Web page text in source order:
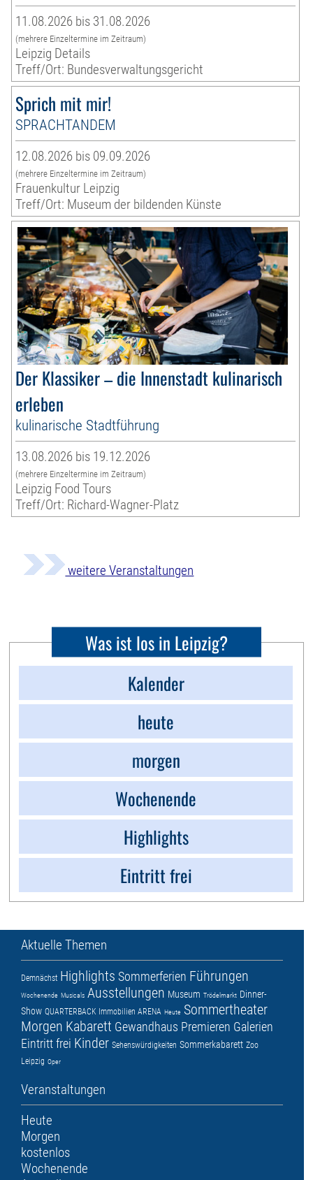
11.08.2026 bis 31.08.2026
(mehrere Einzeltermine im Zeitraum)
Leipzig Details
Treff/Ort: Bundesverwaltungsgericht
Sprich mit mir!
SPRACHTANDEM
12.08.2026 bis 09.09.2026
(mehrere Einzeltermine im Zeitraum)
Frauenkultur Leipzig
Treff/Ort: Museum der bildenden Künste
Der Klassiker – die Innenstadt kulinarisch
erleben
kulinarische Stadtführung
13.08.2026 bis 19.12.2026
(mehrere Einzeltermine im Zeitraum)
Leipzig Food Tours
Treff/Ort: Richard-Wagner-Platz
weitere Veranstaltungen
Was ist los in Leipzig?
Kalender
heute
morgen
Wochenende
Highlights
Eintritt frei
Aktuelle Themen
Demnächst Highlights Sommerferien Führungen
Wochenende Musicals Ausstellungen Museum Trödelmarkt Dinner-
Show QUARTERBACK Immobilien ARENA Heute Sommertheater
Morgen Kabarett Gewandhaus Premieren Galerien
Eintritt frei Kinder Sehenswürdigkeiten Sommerkabarett Zoo
Leipzig Oper
Veranstaltungen
Heute
Morgen
kostenlos
Wochenende